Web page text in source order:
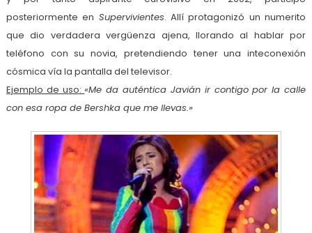
posteriormente en Supervivientes. Allí protagonizó un numerito
que dio verdadera vergüenza ajena, llorando al hablar por
teléfono con su novia, pretendiendo tener una inteconexión
cósmica vía la pantalla del televisor.
Ejemplo de uso:«Me da auténtica Javián ir contigo por la calle
con esa ropa de Bershka que me llevas.»